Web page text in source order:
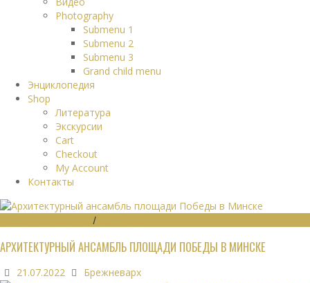
Photography
Submenu 1
Submenu 2
Submenu 3
Grand child menu
Энциклопедия
Shop
Литература
Экскурсии
Cart
Checkout
My Account
Контакты
/
АРХИТЕКТУРНЫЙ АНСАМБЛЬ ПЛОЩАДИ ПОБЕДЫ В МИНСКЕ
21.07.2022 Брежневарх